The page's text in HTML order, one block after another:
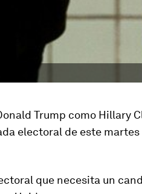
Trump como Hillary
electoral de este martes
que necesita un